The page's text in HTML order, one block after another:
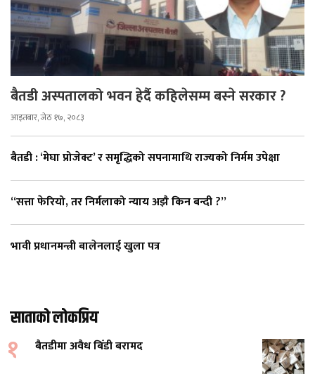
बैतडी अस्पतालको भवन हेर्दै कहिलेसम्म बस्ने सरकार ?
आइतबार, जेठ १७, २०८३
बैतडी : ‘मेघा प्रोजेक्ट’ र समृद्धिको सपनामाथि राज्यको निर्मम उपेक्षा
“सत्ता फेरियो, तर निर्मलाको न्याय अझै किन बन्दी ?”
भावी प्रधानमन्त्री बालेनलाई खुला पत्र
साताको लोकप्रिय
१ बैतडीमा अवैध बिँडी बरामद